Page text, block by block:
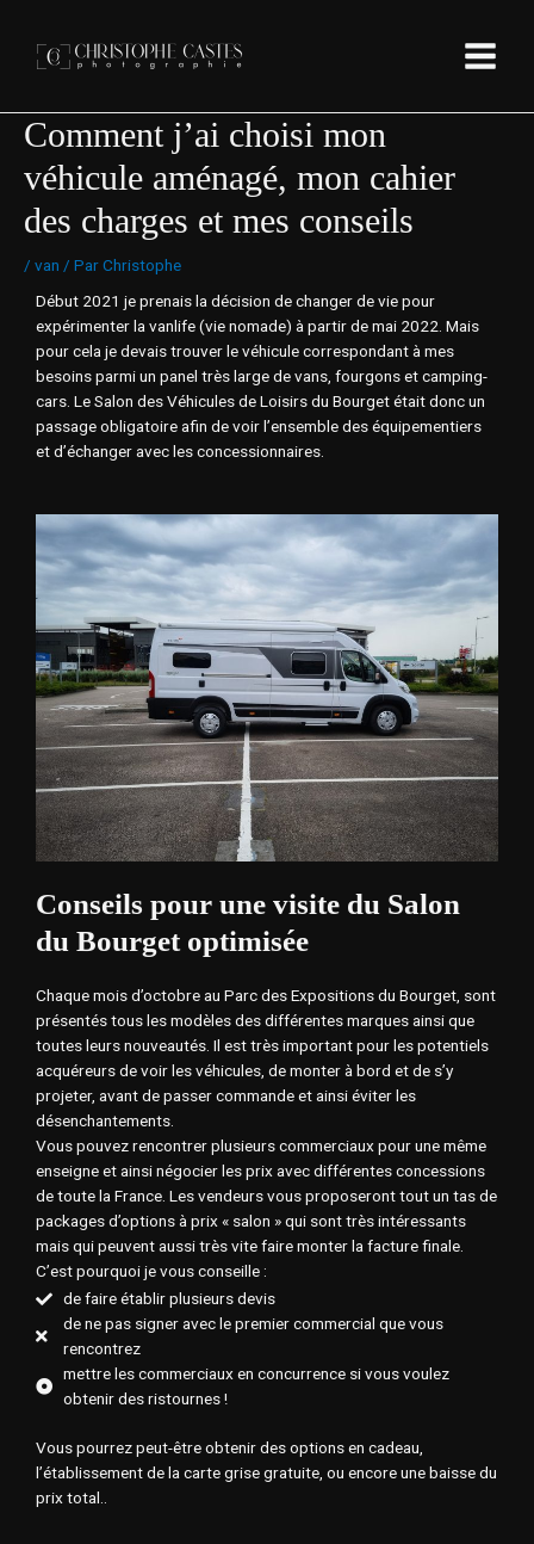
Comment j’ai choisi mon
véhicule aménagé, mon cahier
des charges et mes conseils
/ van / ParChristophe
Début 2021 je prenais la décision de changer de vie pour
expérimenter la vanlife (vie nomade) à partir de mai 2022. Mais
pour cela je devais trouver le véhicule correspondant à mes
besoins parmi un panel très large de vans, fourgons et camping-
cars. Le Salon des Véhicules de Loisirs du Bourget était donc un
passage obligatoire afin de voir l’ensemble des équipementiers
et d’échanger avec les concessionnaires.
Conseils pour une visite du Salon
du Bourget optimisée
Chaque mois d’octobre au Parc des Expositions du Bourget, sont
présentés tous les modèles des différentes marques ainsi que
toutes leurs nouveautés. Il est très important pour les potentiels
acquéreurs de voir les véhicules, de monter à bord et de s’y
projeter, avant de passer commande et ainsi éviter les
désenchantements.
Vous pouvez rencontrer plusieurs commerciaux pour une même
enseigne et ainsi négocier les prix avec différentes concessions
de toute la France. Les vendeurs vous proposeront tout un tas de
packages d’options à prix « salon » qui sont très intéressants
mais qui peuvent aussi très vite faire monter la facture finale.
C’est pourquoi je vous conseille :
de faire établir plusieurs devis
de ne pas signer avec le premier commercial que vous
rencontrez
mettre les commerciaux en concurrence si vous voulez
obtenir des ristournes !
Vous pourrez peut-être obtenir des options en cadeau,
l’établissement de la carte grise gratuite, ou encore une baisse du
prix total..